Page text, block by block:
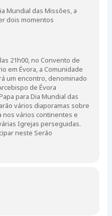
Mundial das Missões, a
dois momentos
21h00, no Convento de
em Évora, a Comunidade
um encontro, denominado
de Évora
para Dia Mundial das
vários diaporamas sobre
nos vários continentes e
Igrejas perseguidas.
neste Serão